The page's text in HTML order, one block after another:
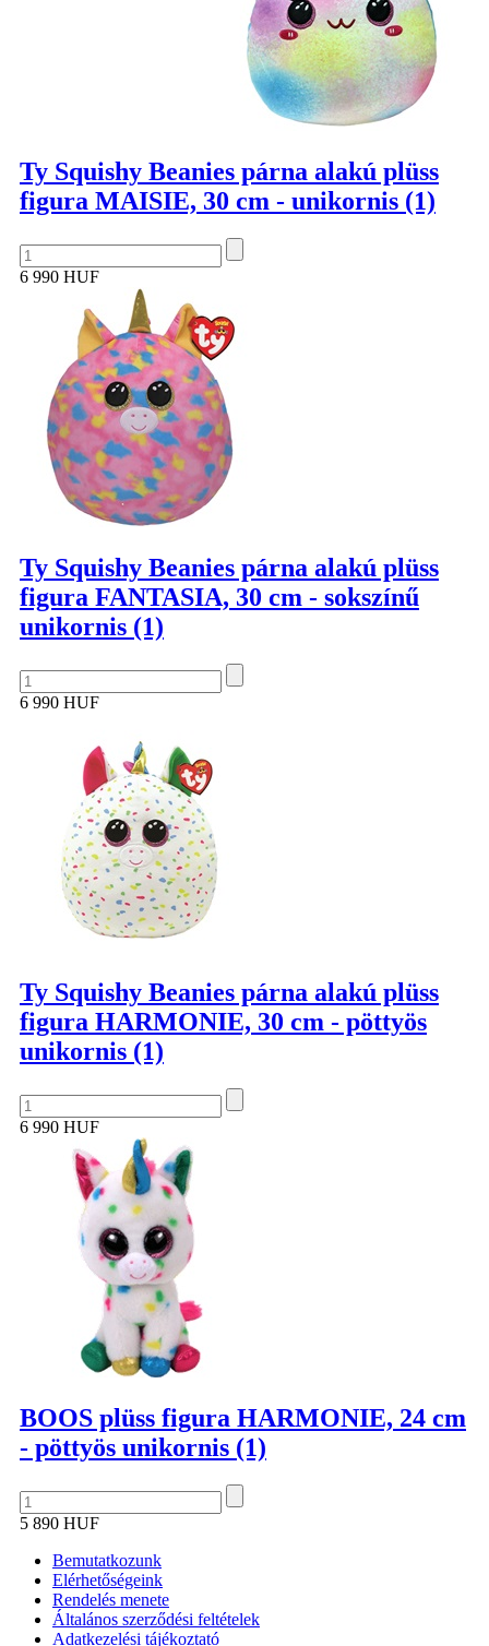
Ty Squishy Beanies párna alakú plüss
figura MAISIE, 30 cm - unikornis (1)
6 990 HUF
Ty Squishy Beanies párna alakú plüss
figura FANTASIA, 30 cm - sokszínű
unikornis (1)
6 990 HUF
Ty Squishy Beanies párna alakú plüss
figura HARMONIE, 30 cm - pöttyös
unikornis (1)
6 990 HUF
BOOS plüss figura HARMONIE, 24 cm
- pöttyös unikornis (1)
5 890 HUF
Bemutatkozunk
Elérhetőségeink
Rendelés menete
Általános szerződési feltételek
Adatkezelési tájékoztató